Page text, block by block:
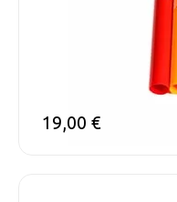
19,00 €